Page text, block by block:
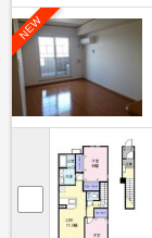
NEW